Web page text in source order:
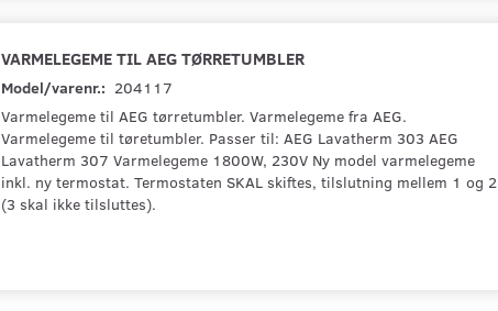
VARMELEGEME TIL AEG TØRRETUMBLER
Model/varenr.: 204117
Varmelegeme til AEG tørretumbler. Varmelegeme fra AEG.
Varmelegeme til tøretumbler. Passer til: AEG Lavatherm 303 AEG
Lavatherm 307 Varmelegeme 1800W, 230V Ny model varmelegeme
inkl. ny termostat. Termostaten SKAL skiftes, tilslutning mellem 1 og 2
(3 skal ikke tilsluttes).